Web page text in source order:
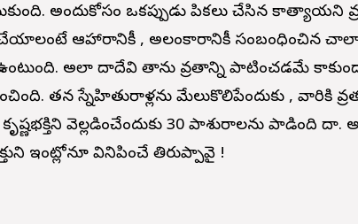
అందుకోసం ఒకప్పుడు గోపికలు చేసిన కాత్యాయని
చేయాలంటే ఆహారానికీ , అలంకారానికీ సంబంధించిన
అలా గోదాదేవి తాను వ్రతాన్ని పాటించడమే
తన స్నేహితురాళ్లను మేలుకొలిపేందుకు , వారికి
వెల్లడించేందుకు 30 పాశురాలను పాడింది గోదా.
ఇంట్లోనూ వినిపించే తిరుప్పావై !